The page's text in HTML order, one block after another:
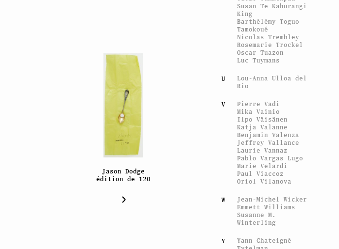
Jason Dodge
édition de 120
Susan Te Kahurangi
King
Barthélémy Toguo
Tamokoué
Nicolas Trembley
Rosemarie Trockel
Oscar Tuazon
Luc Tuymans
U
Lou-Anna Ulloa del
Rio
V
Pierre Vadi
Mika Vainio
Ilpo Väisänen
Katja Valanne
Benjamin Valenza
Jeffrey Vallance
Laurie Vannaz
Pablo Vargas Lugo
Marie Velardi
Paul Viaccoz
Oriol Vilanova
W
Jean-Michel Wicker
Emmett Williams
Susanne M.
Winterling
Y
Yann Chateigné